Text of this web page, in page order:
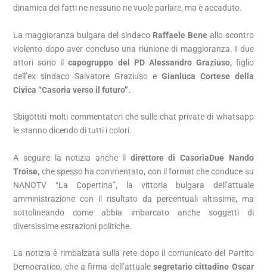
dinamica dei fatti ne nessuno ne vuole parlare, ma è accaduto.
La maggioranza bulgara del sindaco Raffaele Beneallo scontro
violento dopo aver concluso una riunione di maggioranza. I due
attori sono ilcapogruppo del PD Alessandro Graziuso,figlio
dell’ex sindaco Salvatore Graziuso e Gianluca Cortese della
Civica “Casoria verso il futuro”.
Sbigottiti molti commentatori che sulle chat private di whatsapp
le stanno dicendo di tutti i colori.
A seguire la notizia anche il direttore di CasoriaDue Nando
Troise, che spesso ha commentato, con il format che conduce su
NANOTV “La Copertina”, la vittoria bulgara dell’attuale
amministrazione con il risultato da percentuali altissime, ma
sottolineando come abbia imbarcato anche soggetti di
diversissime estrazioni politiche.
La notizia è rimbalzata sulla rete dopo il comunicato del Partito
Democratico, che a firma dell’attuale segretario cittadino Oscar